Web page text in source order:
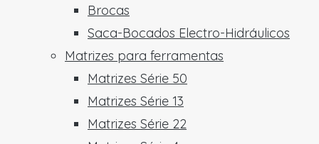
Brocas
Saca-Bocados Electro-Hidráulicos
Matrizes para ferramentas
Matrizes Série 50
Matrizes Série 13
Matrizes Série 22